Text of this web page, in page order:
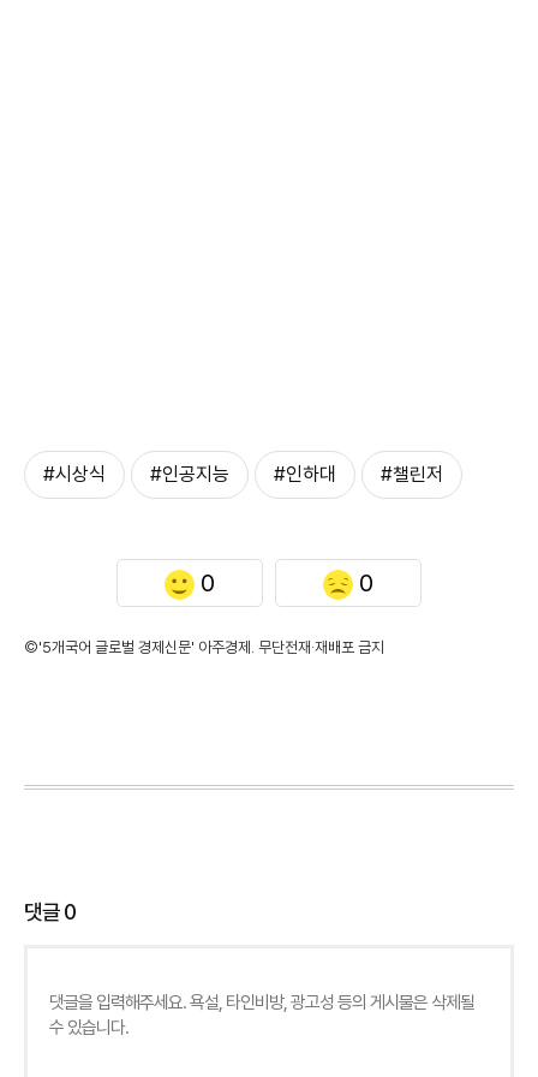
#시상식 #인공지능 #인하대 #챌린저
0 0
©'5개국어 글로벌 경제신문' 아주경제. 무단전재·재배포 금지
댓글0